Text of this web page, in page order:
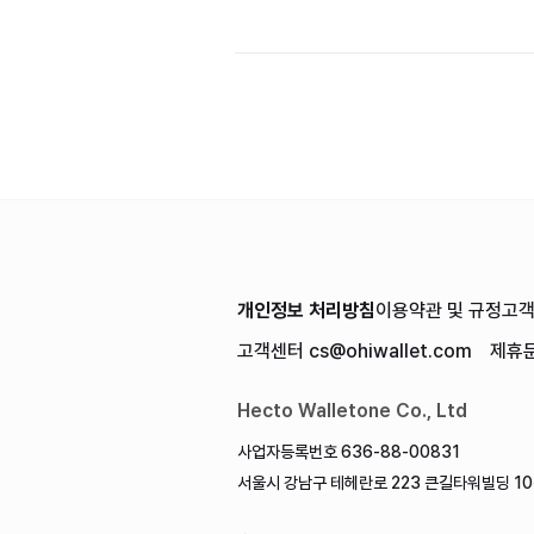
개인정보 처리방침이용약관 및 규정고
고객센터 cs@ohiwallet.com 제휴
Hecto Walletone Co., Ltd
사업자등록번호 636-88-00831
서울시 강남구 테헤란로 223 큰길타워빌딩 10